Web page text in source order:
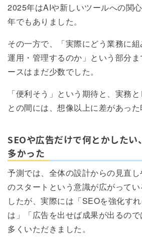
2025年はAIや新しいツールへの関
年でもありました。
その一方で、「実際にどう業務に
運用・管理するのか」という部分
ースはまだ少数でした。
「便利そう」という期待と、実務
との間には、想像以上に差があった
SEOや広告だけで何とかしたい
多かった
予測では、全体の設計からの見直
のスタートという意識が広がって
したが、実際には「SEOを強化す
は」「広告を出せば成果が出るの
多くいただきました。